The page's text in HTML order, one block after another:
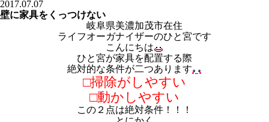
2017.07.07
壁に家具をくっつけない
岐阜県美濃加茂市在住
ライフオーガナイザーのひと宮です
こんにちは
ひと宮が家具を配置する際
絶対的な条件が二つあります
□掃除がしやすい
□動かしやすい
この２点は絶対条件！！！